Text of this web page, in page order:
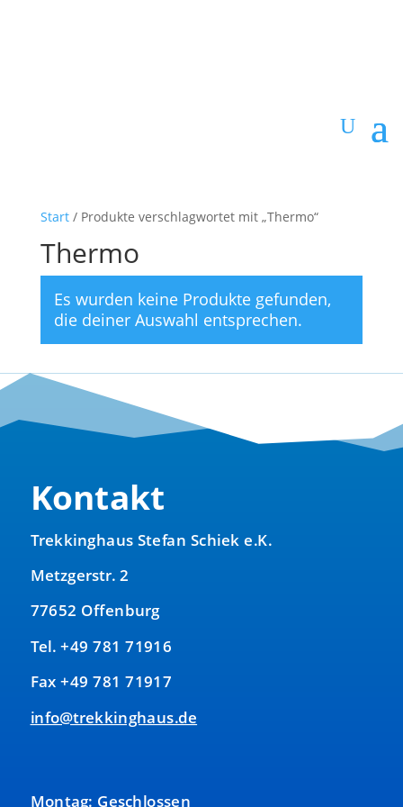
Start/ Produkte verschlagwortet mit „Thermo“
Thermo
Es wurden keine Produkte gefunden,
die deiner Auswahl entsprechen.
Kontakt
Trekkinghaus Stefan Schiek e.K.
Metzgerstr. 2
77652 Offenburg
Tel. +49 781 71916
Fax +49 781 71917
info@trekkinghaus.de
Montag: Geschlossen